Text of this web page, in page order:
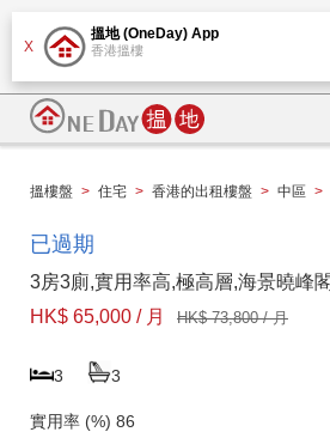
X
搵地 (OneDay) App
香港搵樓
搵樓盤 > 住宅 > 香港的出租樓盤 > 中區 >
已過期
3房3廁,實用率高,極高層,海景曉峰
HK$ 65,000 / 月
HK$ 73,800 / 月
3 3
實用率 (%) 86